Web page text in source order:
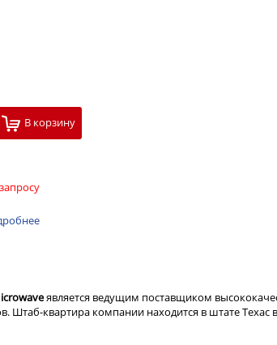
В корзину
является ведущим поставщиком
Штаб-квартира компании находится в штате Техас